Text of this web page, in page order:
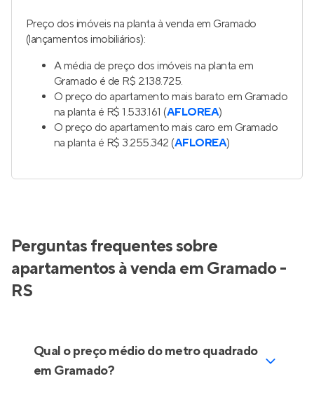
Preço dos imóveis na planta à venda em Gramado
(lançamentos imobiliários):
A média de preço dos imóveis na planta em
Gramado é de R$ 2.138.725.
O preço do apartamento mais barato em Gramado
na planta é R$ 1.533.161 (AFLOREA)
O preço do apartamento mais caro em Gramado
na planta é R$ 3.255.342 (AFLOREA)
Perguntas frequentes sobre
apartamentos à venda em Gramado -
RS
Qual o preço médio do metro quadrado
em Gramado?